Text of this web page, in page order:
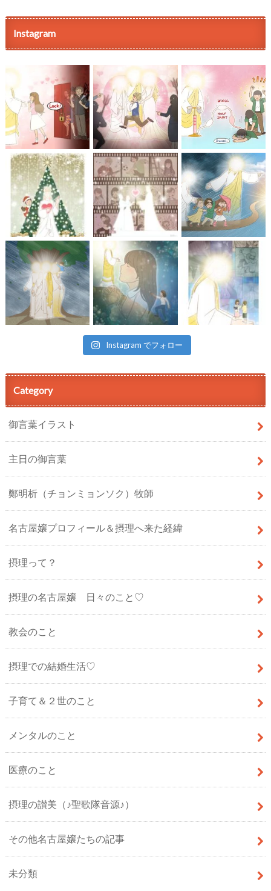
Instagram
Instagram でフォロー
Category
御言葉イラスト
主日の御言葉
鄭明析（チョンミョンソク）牧師
名古屋嬢プロフィール＆摂理へ来た経緯
摂理って？
摂理の名古屋嬢 日々のこと♡
教会のこと
摂理での結婚生活♡
子育て＆２世のこと
メンタルのこと
医療のこと
摂理の讃美（♪聖歌隊音源♪）
その他名古屋嬢たちの記事
未分類